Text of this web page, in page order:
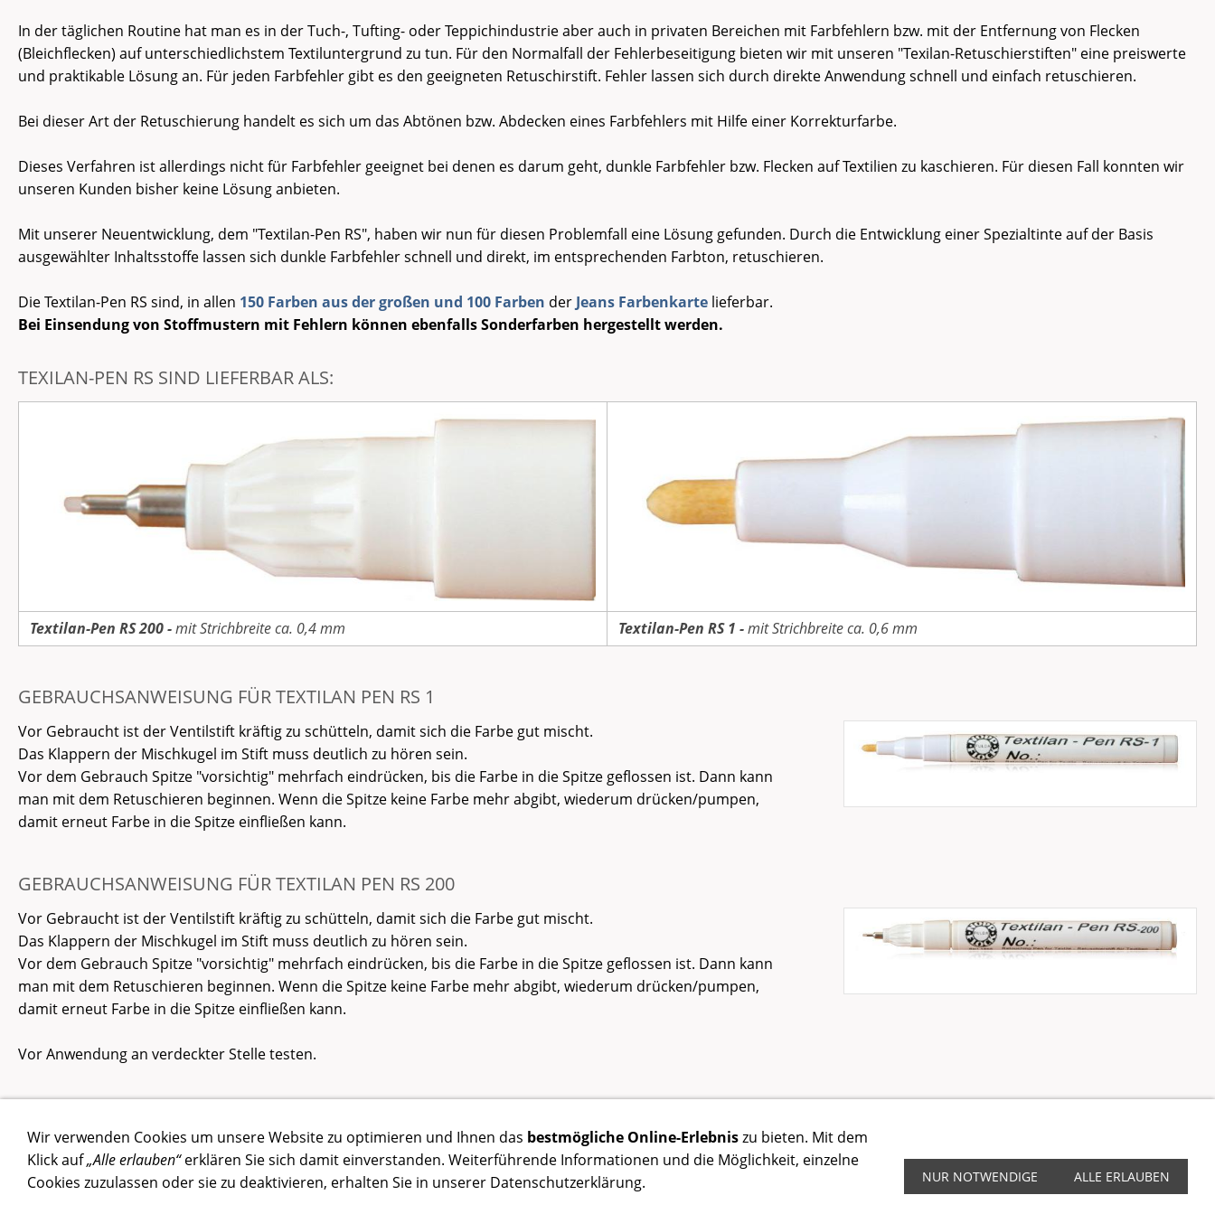
In der täglichen Routine hat man es in der Tuch-, Tufting- oder Teppichindustrie aber auch in privaten Bereichen mit Farbfehlern bzw. mit der Entfernung von Flecken
(Bleichflecken) auf unterschiedlichstem Textiluntergrund zu tun. Für den Normalfall der Fehlerbeseitigung bieten wir mit unseren "Texilan-Retuschierstiften" eine preiswerte
und praktikable Lösung an. Für jeden Farbfehler gibt es den geeigneten Retuschirstift. Fehler lassen sich durch direkte Anwendung schnell und einfach retuschieren.
Bei dieser Art der Retuschierung handelt es sich um das Abtönen bzw. Abdecken eines Farbfehlers mit Hilfe einer Korrekturfarbe.
Dieses Verfahren ist allerdings nicht für Farbfehler geeignet bei denen es darum geht, dunkle Farbfehler bzw. Flecken auf Textilien zu kaschieren. Für diesen Fall konnten wir
unseren Kunden bisher keine Lösung anbieten.
Mit unserer Neuentwicklung, dem "Textilan-Pen RS", haben wir nun für diesen Problemfall eine Lösung gefunden. Durch die Entwicklung einer Spezialtinte auf der Basis
ausgewählter Inhaltsstoffe lassen sich dunkle Farbfehler schnell und direkt, im entsprechenden Farbton, retuschieren.
Die Textilan-Pen RS sind, in allen 150 Farben aus der großen und 100 Farben der Jeans Farbenkarte lieferbar.
Bei Einsendung von Stoffmustern mit Fehlern können ebenfalls Sonderfarben hergestellt werden.
TEXILAN-PEN RS SIND LIEFERBAR ALS:
Textilan-Pen RS 200 -mit Strichbreite ca. 0,4 mm Textilan-Pen RS 1 -mit Strichbreite ca. 0,6 mm
GEBRAUCHSANWEISUNG FÜR TEXTILAN PEN RS 1
Vor Gebraucht ist der Ventilstift kräftig zu schütteln, damit sich die Farbe gut mischt.
Das Klappern der Mischkugel im Stift muss deutlich zu hören sein.
Vor dem Gebrauch Spitze "vorsichtig" mehrfach eindrücken, bis die Farbe in die Spitze geflossen ist. Dann kann
man mit dem Retuschieren beginnen. Wenn die Spitze keine Farbe mehr abgibt, wiederum drücken/pumpen,
damit erneut Farbe in die Spitze einfließen kann.
GEBRAUCHSANWEISUNG FÜR TEXTILAN PEN RS 200
Vor Gebraucht ist der Ventilstift kräftig zu schütteln, damit sich die Farbe gut mischt.
Das Klappern der Mischkugel im Stift muss deutlich zu hören sein.
Vor dem Gebrauch Spitze "vorsichtig" mehrfach eindrücken, bis die Farbe in die Spitze geflossen ist. Dann kann
man mit dem Retuschieren beginnen. Wenn die Spitze keine Farbe mehr abgibt, wiederum drücken/pumpen,
damit erneut Farbe in die Spitze einfließen kann.
Vor Anwendung an verdeckter Stelle testen.
Impressum
©Copyright Inhalt by FLOCKENHAUS GmbH Germany
Wir verwenden Cookies um unsere Website zu optimieren und Ihnen das bestmögliche Online-Erlebniszu bieten. Mit dem
Klick auf„Alle erlauben“erklären Sie sich damit einverstanden. Weiterführende Informationen und die Möglichkeit, einzelne
Cookies zuzulassen oder sie zu deaktivieren, erhalten Sie in unserer Datenschutzerklärung.
NUR NOTWENDIGE ALLE ERLAUBEN